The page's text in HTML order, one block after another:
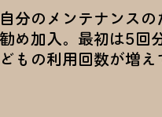
分のメンテナンス
め加入。最初は5回
もの利用回数が増え